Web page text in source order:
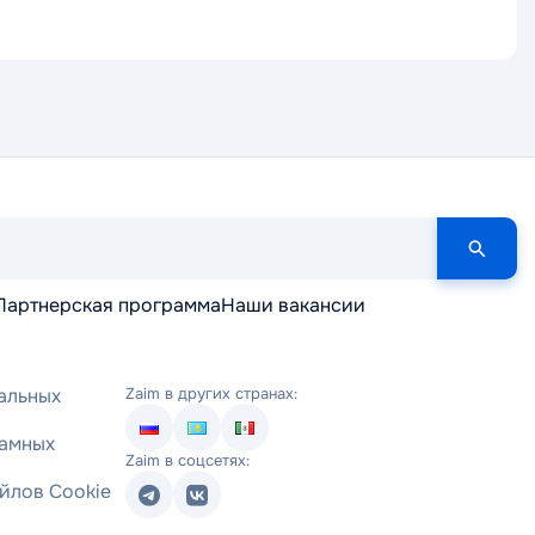
программаНаши вакансии
Cookie
Zaim в других странах:
Zaim в соцсетях: